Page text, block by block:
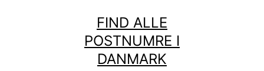
FIND ALLE
POSTNUMRE I
DANMARK